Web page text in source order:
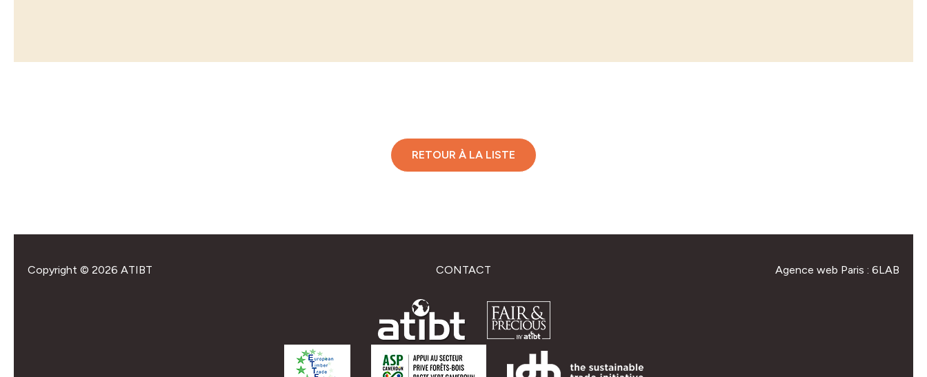
RETOUR À LA LISTE
Copyright © 2026 ATIBT CONTACT Agence web Paris : 6LAB